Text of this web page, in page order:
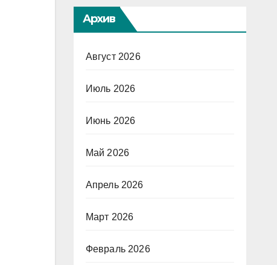
Архив
Август 2026
Июль 2026
Июнь 2026
Май 2026
Апрель 2026
Март 2026
Февраль 2026